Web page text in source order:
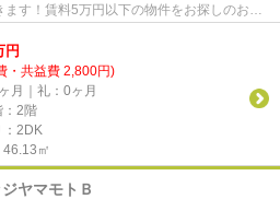
す！賃料5万円以下の物件をお探しのお客
円
・共益費 2,800円)
月｜礼：0ヶ月
：2階
：2DK
㎡
ヤマモトＢ